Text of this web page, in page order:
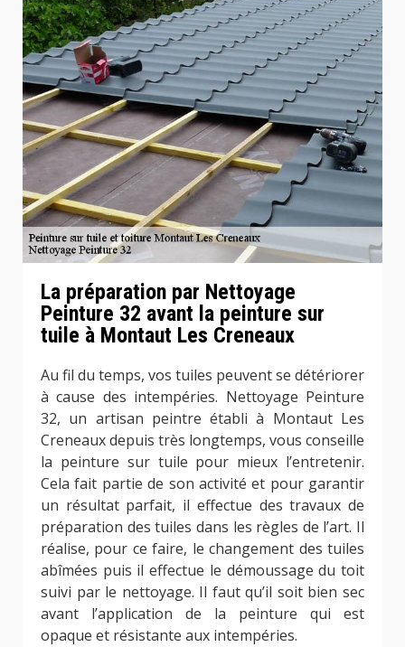
La préparation par Nettoyage
Peinture 32 avant la peinture sur
tuile à Montaut Les Creneaux
Au fil du temps, vos tuiles peuvent se détériorer
à cause des intempéries. Nettoyage Peinture
32, un artisan peintre établi à Montaut Les
Creneaux depuis très longtemps, vous conseille
la peinture sur tuile pour mieux l’entretenir.
Cela fait partie de son activité et pour garantir
un résultat parfait, il effectue des travaux de
préparation des tuiles dans les règles de l’art. Il
réalise, pour ce faire, le changement des tuiles
abîmées puis il effectue le démoussage du toit
suivi par le nettoyage. Il faut qu’il soit bien sec
avant l’application de la peinture qui est
opaque et résistante aux intempéries.